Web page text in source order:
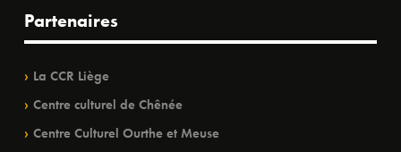
Partenaires
La CCR Liège
Centre culturel de Chênée
Centre Culturel Ourthe et Meuse